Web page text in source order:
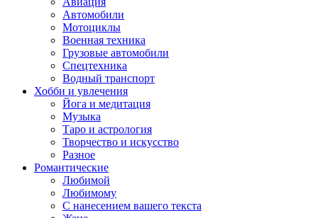
Автомобили
Мотоциклы
Военная техника
Грузовые автомобили
Спецтехника
Водный транспорт
Хобби и увлечения
Йога и медитация
Музыка
Таро и астрология
Творчество и искусство
Разное
Романтические
Любимой
Любимому
С нанесением вашего текста